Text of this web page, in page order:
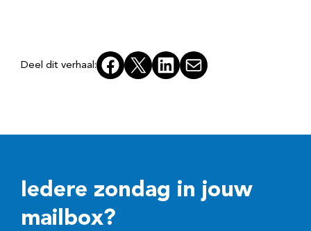
Deel dit verhaal: Facebook
X LinkedInE-mail
Iedere zondag in jouw
mailbox?